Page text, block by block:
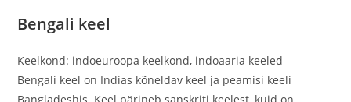
Bengali keel
Keelkond: indoeuroopa keelkond, indoaaria keeled
Bengali keel on Indias kõneldav keel ja peamisi keeli
Bangladeshis. Keel pärineb sanskriti keelest, kuid on